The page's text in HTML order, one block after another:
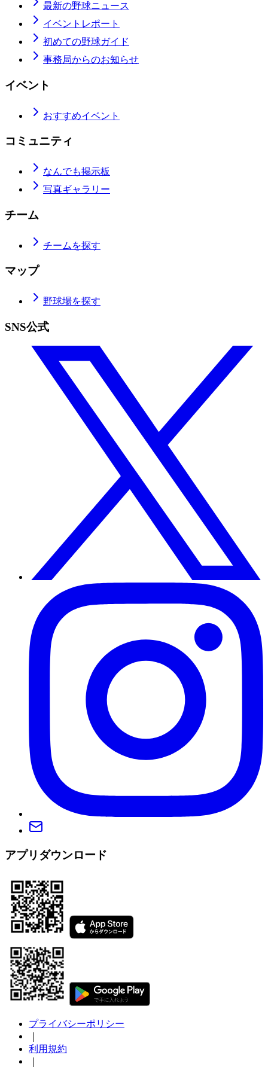
最新の野球ニュース
イベントレポート
初めての野球ガイド
事務局からのお知らせ
イベント
おすすめイベント
コミュニティ
なんでも掲示板
写真ギャラリー
チーム
チームを探す
マップ
野球場を探す
SNS公式
アプリダウンロード
プライバシーポリシー
利用規約